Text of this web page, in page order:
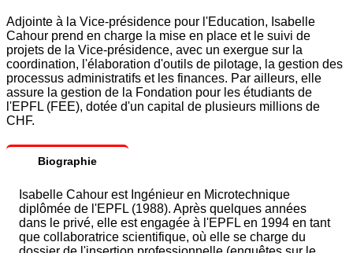
Adjointe à la Vice-présidence pour l'Education, Isabelle
Cahour prend en charge la mise en place et le suivi de
projets de la Vice-présidence, avec un exergue sur la
coordination, l'élaboration d'outils de pilotage, la gestion des
processus administratifs et les finances. Par ailleurs, elle
assure la gestion de la Fondation pour les étudiants de
l'EPFL (FEE), dotée d'un capital de plusieurs millions de
CHF.
Biographie
Isabelle Cahour est Ingénieur en Microtechnique
diplômée de l'EPFL (1988). Après quelques années
dans le privé, elle est engagée à l'EPFL en 1994 en tant
que collaboratrice scientifique, où elle se charge du